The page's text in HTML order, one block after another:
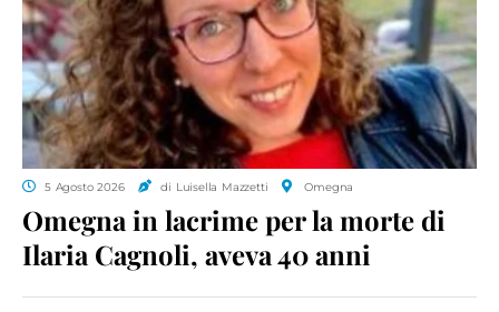
5 Agosto 2026 di Luisella Mazzetti Omegna
Omegna in lacrime per la morte di
Ilaria Cagnoli, aveva 40 anni